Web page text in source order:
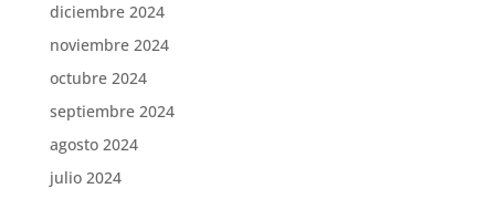
diciembre 2024
noviembre 2024
octubre 2024
septiembre 2024
agosto 2024
julio 2024